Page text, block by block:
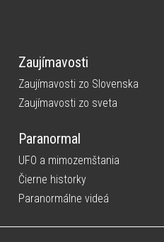
Zaujímavosti
Zaujímavosti zo Slovenska
Zaujímavosti zo sveta
Paranormal
UFO a mimozemštania
Čierne historky
Paranormálne videá